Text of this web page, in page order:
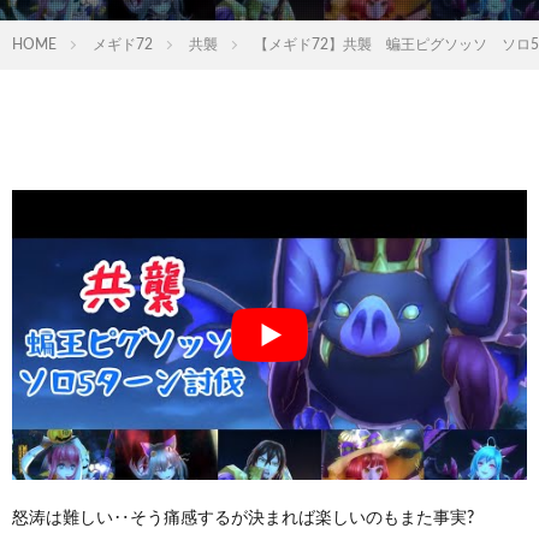
HOME メギド72 共襲 【メギド72】共襲 蝙王ピグソッソ ソロ
怒涛は難しい‥そう痛感するが決まれば楽しいのもまた事実?